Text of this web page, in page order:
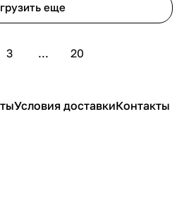
еще
3 ... 20
Условия доставкиКонтакты